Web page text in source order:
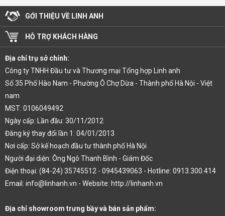
GỚI THIỆU VỀ LINH ANH
HỖ TRỢ KHÁCH HÀNG
Địa chỉ trụ sở chính:
Công ty TNHH Đầu tư và Thương mại Tổng hợp Linh anh
Số 35 Phố Hào Nam - Phường Ô Chợ Dừa - Thành phố Hà Nội - Việt
nam
MST: 0106049492
Ngày cấp: Lần đầu: 30/11/2012
Đăng ký thay đổi lần 1: 04/01/2013
Nơi cấp: Sở kế hoạch đầu tư thành phố Hà Nội
Người đại diện: Ông Ngô Thanh Bình - Giám Đốc
Điện thoại: (84-24) 35745512 - 0945439063 - Hotline: 0913.300.414
Email: info@linhanh.vn - Website: http://linhanh.vn
Địa chỉ showroom trưng bầy và bán sản phẩm: